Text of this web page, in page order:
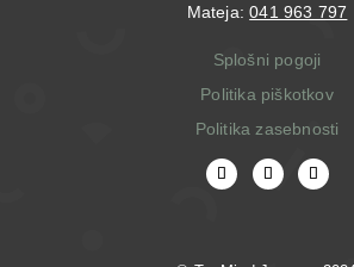
Mateja:041 963 797
Splošni pogoji
Politika piškotkov
Politika zasebnosti